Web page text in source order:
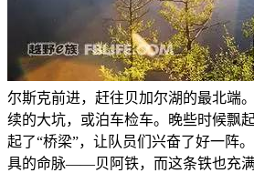
尔斯克前进，赶往贝加尔湖的最北端
续的大坑，或泊车检车。晚些时候飘
起了“桥梁”，让队员们兴奋了好一阵
具的命脉——贝阿铁，而这条铁也充满